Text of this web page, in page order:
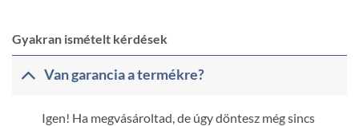
Gyakran ismételt kérdések
Van garancia a termékre?
Igen! Ha megvásároltad, de úgy döntesz még sincs